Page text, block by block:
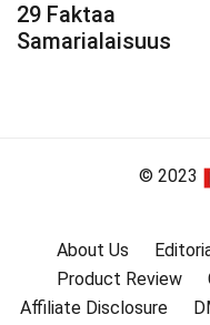
29 Faktaa
Samarialaisuus
© 2023
About Us
Product Review
Affiliate Disclosure